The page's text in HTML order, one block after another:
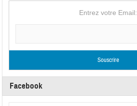
Entrez votre Email:
Facebook